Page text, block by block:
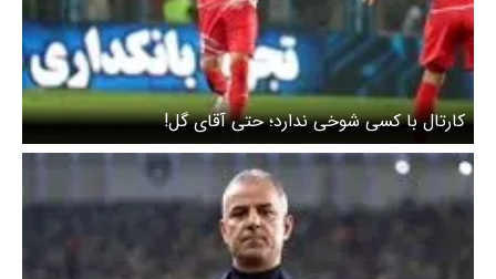
کارتال با کسی شوخی ندارد؛ حتی آقای گل!